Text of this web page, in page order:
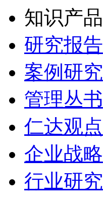
知识产品
研究报告
案例研究
管理丛书
仁达观点
企业战略
行业研究